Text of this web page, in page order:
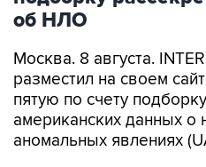
об НЛО
Москва. 8 августа.
разместил на своем
пятую по счету
американских данных о
аномальных явлениях